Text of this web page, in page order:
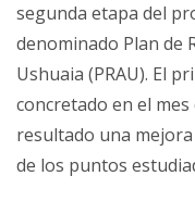
segunda etapa del
denominado Plan de
Ushuaia (PRAU). El
concretado en el
resultado una
de los puntos